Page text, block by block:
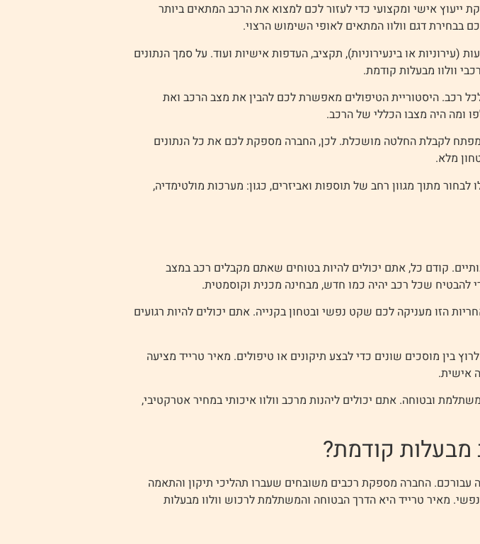
ייעוץ אישי ומקצועי כדי לעזור לכם למצוא את הרכב המתאים ביותר
בבחירת דגם וולוו המתאים לאופי השימוש הרצוי.
(עירוניות או בינעירוניות), תקציב, העדפות אישיות ועוד. על סמך הנתונים
וולוו מבעלות קודמת.
רכב. היסטוריית הטיפולים מאפשרת לכם להבין את מצב הרכב ואת
ומה היה מצבו הכללי של הרכב.
לקבלת החלטה מושכלת. לכן, החברה מספקת לכם את כל הנתונים
מלא.
מתוך מגוון רחב של תוספות ואביזרים, כגון: מערכות מולטימדיה,
קודם כל, אתם יכולים להיות בטוחים שאתם מקבלים רכב במצב
שכל רכב יהיה כמו חדש, מבחינה מכנית וקוסמטית.
הזו מעניקה לכם שקט נפשי ובטחון בקנייה. אתם יכולים להיות רגועים
בין מוסכים שונים כדי לבצע תיקונים או טיפולים. מאיר טרייד מציעה
אישית.
ובטוחה. אתם יכולים ליהנות מרכב וולוו איכותי במחיר אטרקטיבי,
מבעלות קודמת?
עבורכם. החברה מספקת רכבים משובחים שעברו תהליכי תיקון והתאמה
מאיר טרייד היא הדרך הבטוחה והמשתלמת לרכוש וולוו מבעלות